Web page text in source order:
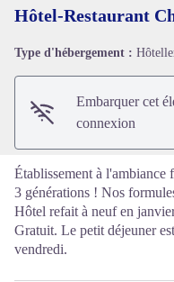
Hôtel-Restaurant
Type d'hébergement :
Embarquer cet
connexion
Établissement à
3 générations ! Nos
Hôtel refait à neuf en
Gratuit. Le petit déjeuner
vendredi.